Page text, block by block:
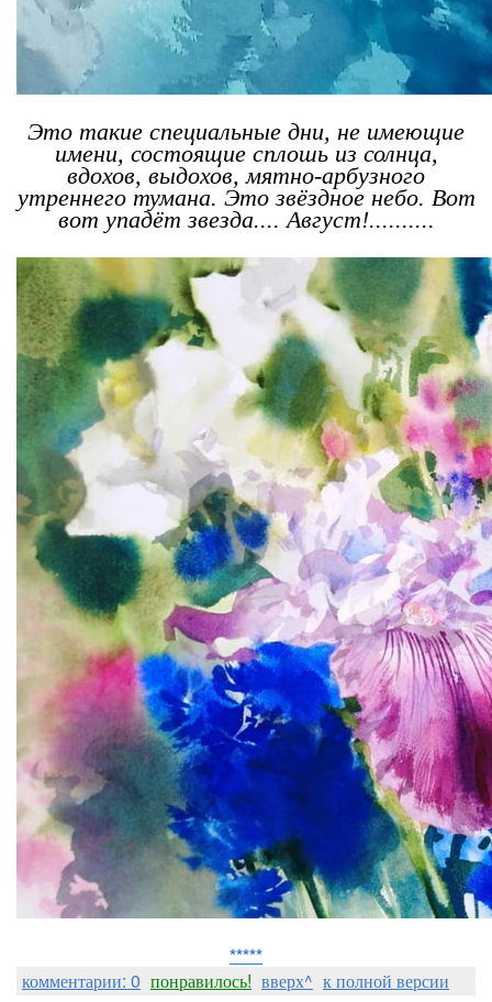
Это такие специальные дни, не имеющие
имени, состоящие сплошь из солнца,
вдохов, выдохов, мятно-арбузного
утреннего тумана. Это звёздное небо. Вот
вот упадёт звезда.... Август!..........
*****
комментарии: 0 понравилось! вверх^ к полной версии